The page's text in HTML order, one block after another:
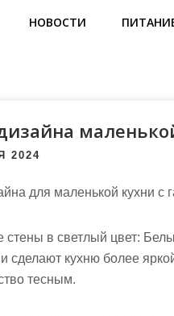
НОВОСТИ
2024
для маленькой кухни с
стены в светлый цвет:
сделают кухню более
тесным.